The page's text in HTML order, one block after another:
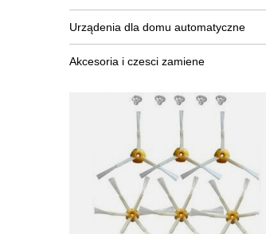
Urządenia dla domu automatyczne
Akcesoria i czesci zamiene